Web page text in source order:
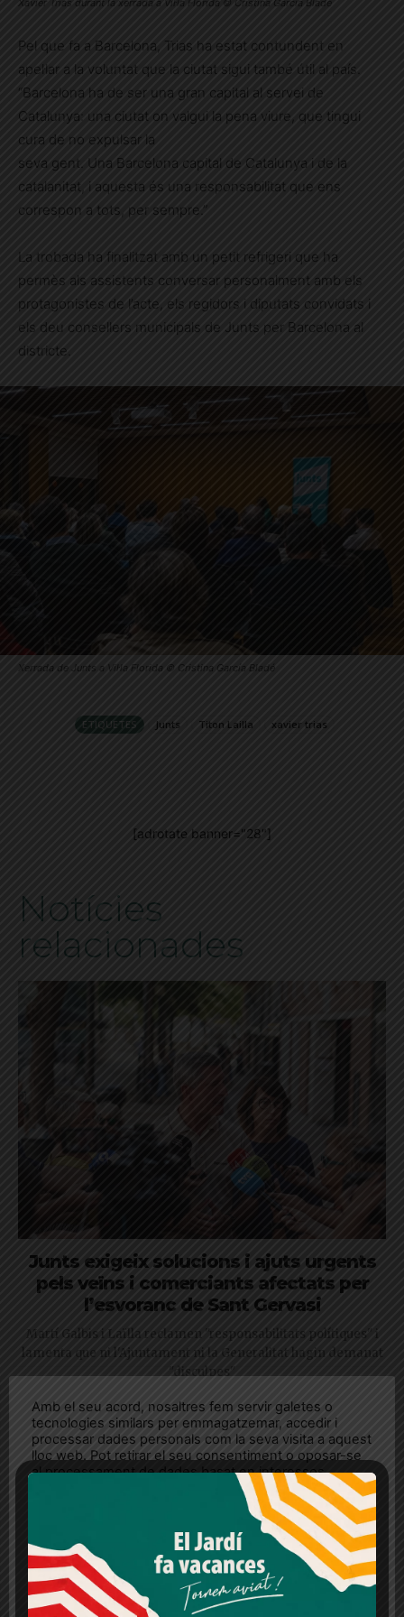
Pel que fa a Barcelona, Trias ha estat contundent en
apel·lar a la voluntat que la ciutat sigui també útil al país.
“Barcelona ha de ser una gran capital al servei de
Catalunya: una ciutat on valgui la pena viure, que tingui
cura de no expulsar la
seva gent. Una Barcelona capital de Catalunya i de la
catalanitat, i aquesta és una responsabilitat que ens
correspon a tots, per sempre.”
La trobada ha finalitzat amb un petit refrigeri que ha
permès als assistents conversar personalment amb els
protagonistes de l’acte, els regidors i diputats convidats i
els deu consellers municipals de Junts per Barcelona al
districte.
Xerrada de Junts a Vil·la Florida © Cristina García Bladé
ETIQUETES Junts Titon Lailla xavier trias
[adrotate banner="28"]
Notícies
relacionades
Junts exigeix solucions i ajuts urgents
pels veïns i comerciants afectats per
l’esvoranc de Sant Gervasi
Martí Galbis i Laïlla reclamen "responsabilitats polítiques" i
lamenta que ni l'Ajuntament ni la Generalitat hagin demanat
"disculpes"
Amb el seu acord, nosaltres fem servir galetes o
tecnologies similars per emmagatzemar, accedir i
processar dades personals com la seva visita a aquest
lloc web. Pot retirar el seu consentiment o oposar-se
al processament de dades basat en interessos
legítims en qualsevol moment fent clic a "Ajustos de
cookies" o a la nostra Política de privacitat en aquest
lloc web. Si cliques "acceptar" dones el teu
Més informació Acceptar Rebutjar tot